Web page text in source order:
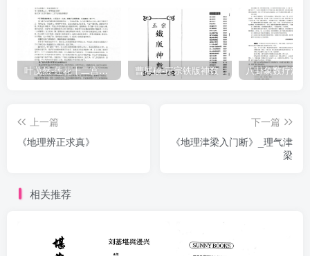
叶茂然-莲花十二宫佛家奇门面授及答疑 曹展硕-正宗铁版神数
上一篇
《地理辨正求真》
下一篇
《地理津梁入门断》_理气津
梁
相关推荐